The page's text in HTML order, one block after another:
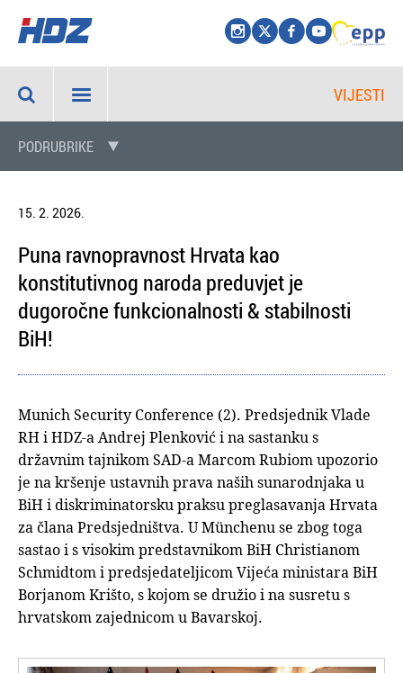
VIJESTI
PODRUBRIKE
15. 2. 2026.
Puna ravnopravnost Hrvata kao
konstitutivnog naroda preduvjet je
dugoročne funkcionalnosti & stabilnosti
BiH!
Munich Security Conference (2). Predsjednik Vlade
RH i HDZ-a Andrej Plenković i na sastanku s
državnim tajnikom SAD-a Marcom Rubiom upozorio
je na kršenje ustavnih prava naših sunarodnjaka u
BiH i diskriminatorsku praksu preglasavanja Hrvata
za člana Predsjedništva. U Münchenu se zbog toga
sastao i s visokim predstavnikom BiH Christianom
Schmidtom i predsjedateljicom Vijeća ministara BiH
Borjanom Krišto, s kojom se družio i na susretu s
hrvatskom zajednicom u Bavarskoj.